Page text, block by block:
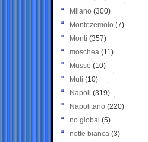
Milano (300)
Montezemolo (7)
Monti (357)
moschea (11)
Musso (10)
Muti (10)
Napoli (319)
Napolitano (220)
no global (5)
notte bianca (3)